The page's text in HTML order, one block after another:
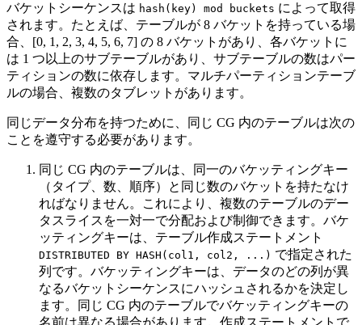
バケットシーケンスは hash(key) mod buckets によって取得
されます。たとえば、テーブルが 8 バケットを持っている場
合、[0, 1, 2, 3, 4, 5, 6, 7] の 8 バケットがあり、各バケットに
は 1 つ以上のサブテーブルがあり、サブテーブルの数はパー
ティションの数に依存します。マルチパーティションテーブ
ルの場合、複数のタブレットがあります。
同じデータ分布を持つために、同じ CG 内のテーブルは次の
ことを遵守する必要があります。
同じ CG 内のテーブルは、同一のバケッティングキー
（タイプ、数、順序）と同じ数のバケットを持たなけ
ればなりません。これにより、複数のテーブルのデー
タスライスを一対一で分配および制御できます。バケ
ッティングキーは、テーブル作成ステートメント
DISTRIBUTED BY HASH(col1, col2, ...) で指定された
列です。バケッティングキーは、データのどの列が異
なるバケットシーケンスにハッシュされるかを決定し
ます。同じ CG 内のテーブルでバケッティングキーの